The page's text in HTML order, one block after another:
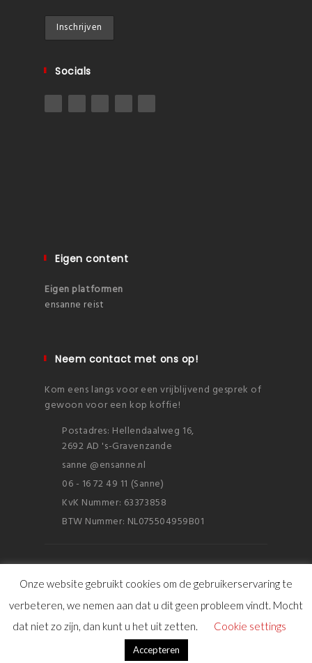
Socials
Eigen content
Eigen platformen
ensanne reist
Neem contact met ons op!
Kom eens langs voor een vrijblijvend gesprek of
gewoon voor een kop koffie!
Postadres: Hellendaalweg 16,
2692 AD 's-Gravenzande
sanne @ensanne.nl
06 - 16 72 49 11 (Sanne)
KvK Nummer: 63373858
BTW Nummer: NL075504959B01
© Copyright 2016 ensanne
Onze website gebruikt cookies om de gebruikerservaring te
verbeteren, we nemen aan dat u dit geen probleem vindt. Mocht
dat niet zo zijn, dan kunt u het uit zetten.
Cookie settings
Accepteren